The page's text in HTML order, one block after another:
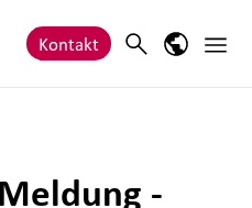
Kontakt SearchSprach-
-